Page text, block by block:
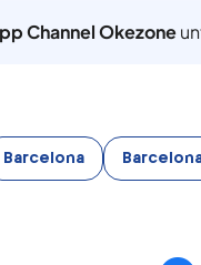
Channel Okezone
Barcelona